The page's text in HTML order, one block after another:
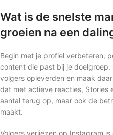
Wat is de snelste
groeien na een
Begin met je profiel verbeteren,
content die past bij je
volgers opleverden en maak
dat met actieve reacties, Stories
aantal terug op, maar ook de
maakt.
Volgers verliezen op Instagram